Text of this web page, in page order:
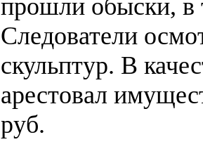
прошли обыски, в
Следователи
скульптур. В
арестовал
руб.